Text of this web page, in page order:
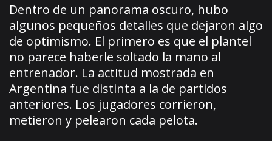
Dentro de un panorama oscuro, hubo
algunos pequeños detalles que dejaron algo
de optimismo. El primero es que el plantel
no parece haberle soltado la mano al
entrenador. La actitud mostrada en
Argentina fue distinta a la de partidos
anteriores. Los jugadores corrieron,
metieron y pelearon cada pelota.